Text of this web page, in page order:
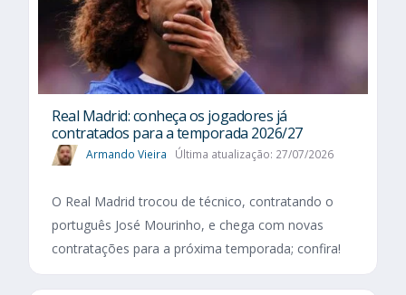
Real Madrid: conheça os jogadores já
contratados para a temporada 2026/27
Armando Vieira Última atualização: 27/07/2026
O Real Madrid trocou de técnico, contratando o
português José Mourinho, e chega com novas
contratações para a próxima temporada; confira!